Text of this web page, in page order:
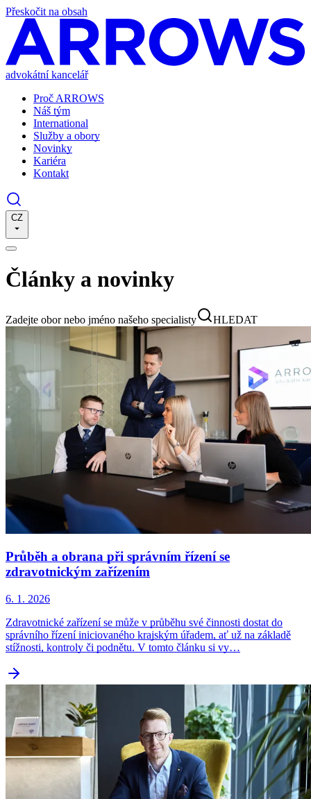
Přeskočit na obsah
advokátní kancelář
Proč ARROWS
Náš tým
International
Služby a obory
Novinky
Kariéra
Kontakt
CZ
Články a novinky
Zadejte obor nebo jméno našeho specialisty HLEDAT
Průběh a obrana při správním řízení se
zdravotnickým zařízením
6. 1. 2026
Zdravotnické zařízení se může v průběhu své činnosti dostat do
správního řízení iniciovaného krajským úřadem, ať už na základě
stížnosti, kontroly či podnětu. V tomto článku si vy…